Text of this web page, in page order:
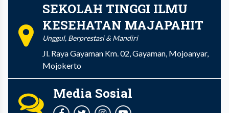
SEKOLAH TINGGI ILMU
KESEHATAN MAJAPAHIT
Unggul, Berprestasi & Mandiri
Jl. Raya Gayaman Km. 02, Gayaman, Mojoanyar,
Mojokerto
Media Sosial